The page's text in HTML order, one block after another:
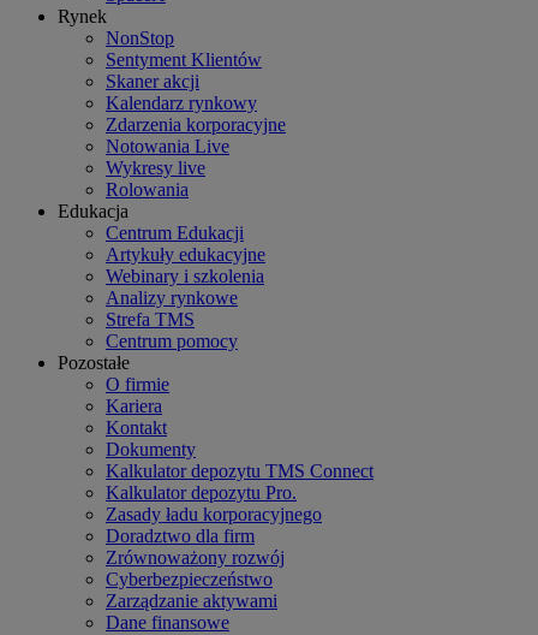
Rynek
NonStop
Sentyment Klientów
Skaner akcji
Kalendarz rynkowy
Zdarzenia korporacyjne
Notowania Live
Wykresy live
Rolowania
Edukacja
Centrum Edukacji
Artykuły edukacyjne
Webinary i szkolenia
Analizy rynkowe
Strefa TMS
Centrum pomocy
Pozostałe
O firmie
Kariera
Kontakt
Dokumenty
Kalkulator depozytu TMS Connect
Kalkulator depozytu Pro.
Zasady ładu korporacyjnego
Doradztwo dla firm
Zrównoważony rozwój
Cyberbezpieczeństwo
Zarządzanie aktywami
Dane finansowe